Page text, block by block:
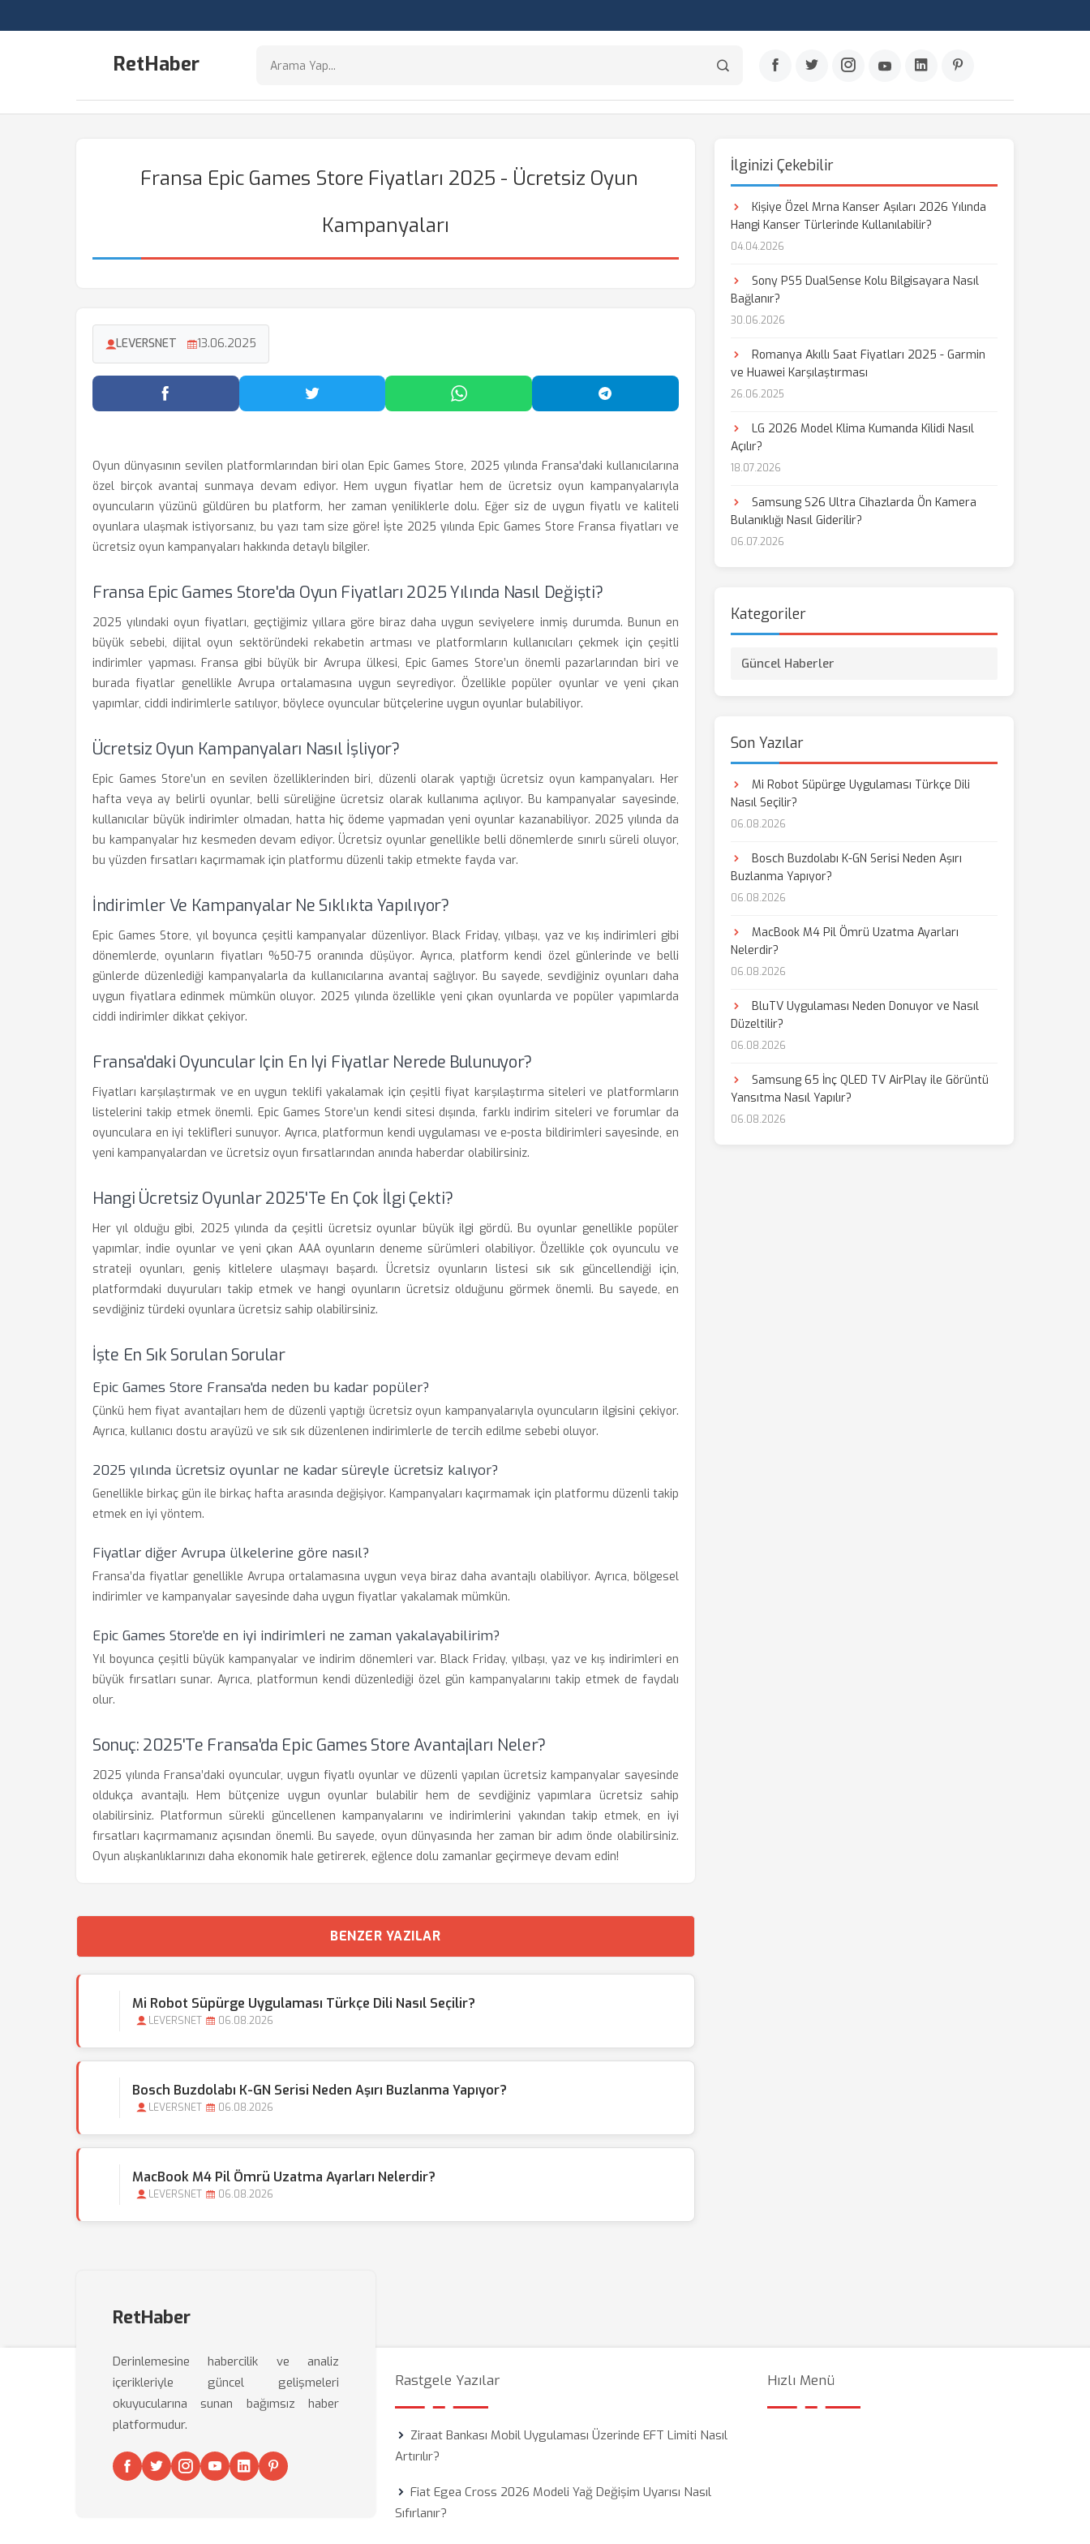
RetHaber
Fransa Epic Games Store Fiyatları 2025 - Ücretsiz Oyun
Kampanyaları
LEVERSNET 13.06.2025
Facebook'ta Paylaş Twitter'da Paylaş WhatsApp'ta Paylaş Telegram'da Paylaş
Oyun dünyasının sevilen platformlarından biri olan Epic Games Store, 2025 yılında Fransa'daki kullanıcılarına
özel birçok avantaj sunmaya devam ediyor. Hem uygun fiyatlar hem de ücretsiz oyun kampanyalarıyla
oyuncuların yüzünü güldüren bu platform, her zaman yeniliklerle dolu. Eğer siz de uygun fiyatlı ve kaliteli
oyunlara ulaşmak istiyorsanız, bu yazı tam size göre! İşte 2025 yılında Epic Games Store Fransa fiyatları ve
ücretsiz oyun kampanyaları hakkında detaylı bilgiler.
Fransa Epic Games Store'da Oyun Fiyatları 2025 Yılında Nasıl Değişti?
2025 yılındaki oyun fiyatları, geçtiğimiz yıllara göre biraz daha uygun seviyelere inmiş durumda. Bunun en
büyük sebebi, dijital oyun sektöründeki rekabetin artması ve platformların kullanıcıları çekmek için çeşitli
indirimler yapması. Fransa gibi büyük bir Avrupa ülkesi, Epic Games Store’un önemli pazarlarından biri ve
burada fiyatlar genellikle Avrupa ortalamasına uygun seyrediyor. Özellikle popüler oyunlar ve yeni çıkan
yapımlar, ciddi indirimlerle satılıyor, böylece oyuncular bütçelerine uygun oyunlar bulabiliyor.
Ücretsiz Oyun Kampanyaları Nasıl İşliyor?
Epic Games Store’un en sevilen özelliklerinden biri, düzenli olarak yaptığı ücretsiz oyun kampanyaları. Her
hafta veya ay belirli oyunlar, belli süreliğine ücretsiz olarak kullanıma açılıyor. Bu kampanyalar sayesinde,
kullanıcılar büyük indirimler olmadan, hatta hiç ödeme yapmadan yeni oyunlar kazanabiliyor. 2025 yılında da
bu kampanyalar hız kesmeden devam ediyor. Ücretsiz oyunlar genellikle belli dönemlerde sınırlı süreli oluyor,
bu yüzden fırsatları kaçırmamak için platformu düzenli takip etmekte fayda var.
İndirimler Ve Kampanyalar Ne Sıklıkta Yapılıyor?
Epic Games Store, yıl boyunca çeşitli kampanyalar düzenliyor. Black Friday, yılbaşı, yaz ve kış indirimleri gibi
dönemlerde, oyunların fiyatları %50-75 oranında düşüyor. Ayrıca, platform kendi özel günlerinde ve belli
günlerde düzenlediği kampanyalarla da kullanıcılarına avantaj sağlıyor. Bu sayede, sevdiğiniz oyunları daha
uygun fiyatlara edinmek mümkün oluyor. 2025 yılında özellikle yeni çıkan oyunlarda ve popüler yapımlarda
ciddi indirimler dikkat çekiyor.
Fransa'daki Oyuncular Için En Iyi Fiyatlar Nerede Bulunuyor?
Fiyatları karşılaştırmak ve en uygun teklifi yakalamak için çeşitli fiyat karşılaştırma siteleri ve platformların
listelerini takip etmek önemli. Epic Games Store’un kendi sitesi dışında, farklı indirim siteleri ve forumlar da
oyunculara en iyi teklifleri sunuyor. Ayrıca, platformun kendi uygulaması ve e-posta bildirimleri sayesinde, en
yeni kampanyalardan ve ücretsiz oyun fırsatlarından anında haberdar olabilirsiniz.
Hangi Ücretsiz Oyunlar 2025'te En Çok İlgi Çekti?
Her yıl olduğu gibi, 2025 yılında da çeşitli ücretsiz oyunlar büyük ilgi gördü. Bu oyunlar genellikle popüler
yapımlar, indie oyunlar ve yeni çıkan AAA oyunların deneme sürümleri olabiliyor. Özellikle çok oyunculu ve
strateji oyunları, geniş kitlelere ulaşmayı başardı. Ücretsiz oyunların listesi sık sık güncellendiği için,
platformdaki duyuruları takip etmek ve hangi oyunların ücretsiz olduğunu görmek önemli. Bu sayede, en
sevdiğiniz türdeki oyunlara ücretsiz sahip olabilirsiniz.
İşte En Sık Sorulan Sorular
Epic Games Store Fransa'da neden bu kadar popüler?
Çünkü hem fiyat avantajları hem de düzenli yaptığı ücretsiz oyun kampanyalarıyla oyuncuların ilgisini çekiyor.
Ayrıca, kullanıcı dostu arayüzü ve sık sık düzenlenen indirimlerle de tercih edilme sebebi oluyor.
2025 yılında ücretsiz oyunlar ne kadar süreyle ücretsiz kalıyor?
Genellikle birkaç gün ile birkaç hafta arasında değişiyor. Kampanyaları kaçırmamak için platformu düzenli takip
etmek en iyi yöntem.
Fiyatlar diğer Avrupa ülkelerine göre nasıl?
Fransa’da fiyatlar genellikle Avrupa ortalamasına uygun veya biraz daha avantajlı olabiliyor. Ayrıca, bölgesel
indirimler ve kampanyalar sayesinde daha uygun fiyatlar yakalamak mümkün.
Epic Games Store’de en iyi indirimleri ne zaman yakalayabilirim?
Yıl boyunca çeşitli büyük kampanyalar ve indirim dönemleri var. Black Friday, yılbaşı, yaz ve kış indirimleri en
büyük fırsatları sunar. Ayrıca, platformun kendi düzenlediği özel gün kampanyalarını takip etmek de faydalı
olur.
Sonuç: 2025'te Fransa'da Epic Games Store Avantajları Neler?
2025 yılında Fransa’daki oyuncular, uygun fiyatlı oyunlar ve düzenli yapılan ücretsiz kampanyalar sayesinde
oldukça avantajlı. Hem bütçenize uygun oyunlar bulabilir hem de sevdiğiniz yapımlara ücretsiz sahip
olabilirsiniz. Platformun sürekli güncellenen kampanyalarını ve indirimlerini yakından takip etmek, en iyi
fırsatları kaçırmamanız açısından önemli. Bu sayede, oyun dünyasında her zaman bir adım önde olabilirsiniz.
Oyun alışkanlıklarınızı daha ekonomik hale getirerek, eğlence dolu zamanlar geçirmeye devam edin!
BENZER YAZILAR
Mi Robot Süpürge Uygulaması Türkçe Dili Nasıl Seçilir?
LEVERSNET 06.08.2026
Bosch Buzdolabı K-GN Serisi Neden Aşırı Buzlanma Yapıyor?
LEVERSNET 06.08.2026
MacBook M4 Pil Ömrü Uzatma Ayarları Nelerdir?
LEVERSNET 06.08.2026
İlginizi Çekebilir
Kişiye Özel Mrna Kanser Aşıları 2026 Yılında
Hangi Kanser Türlerinde Kullanılabilir?
04.04.2026
Sony PS5 DualSense Kolu Bilgisayara Nasıl
Bağlanır?
30.06.2026
Romanya Akıllı Saat Fiyatları 2025 - Garmin
ve Huawei Karşılaştırması
26.06.2025
LG 2026 Model Klima Kumanda Kilidi Nasıl
Açılır?
18.07.2026
Samsung S26 Ultra Cihazlarda Ön Kamera
Bulanıklığı Nasıl Giderilir?
06.07.2026
Kategoriler
Güncel Haberler
Son Yazılar
Mi Robot Süpürge Uygulaması Türkçe Dili
Nasıl Seçilir?
06.08.2026
Bosch Buzdolabı K-GN Serisi Neden Aşırı
Buzlanma Yapıyor?
06.08.2026
MacBook M4 Pil Ömrü Uzatma Ayarları
Nelerdir?
06.08.2026
BluTV Uygulaması Neden Donuyor ve Nasıl
Düzeltilir?
06.08.2026
Samsung 65 İnç QLED TV AirPlay ile Görüntü
Yansıtma Nasıl Yapılır?
06.08.2026
RetHaber
Derinlemesine habercilik ve analiz
içerikleriyle güncel gelişmeleri
okuyucularına sunan bağımsız haber
platformudur.
Rastgele Yazılar
Ziraat Bankası Mobil Uygulaması Üzerinde EFT Limiti Nasıl
Artırılır?
Fiat Egea Cross 2026 Modeli Yağ Değişim Uyarısı Nasıl
Sıfırlanır?
Hızlı Menü